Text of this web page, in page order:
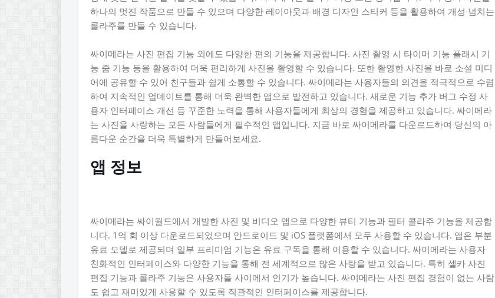
하나의 멋진 작품으로 만들 수 있으며 다양한 레이아웃과 배경 디자인 스티커 등을 활용하여 개성 넘치는
콜라주를 만들 수 있습니다.
싸이메라는 사진 편집 기능 외에도 다양한 편의 기능을 제공합니다. 사진 촬영 시 타이머 기능 플래시 기
능 줌 기능 등을 활용하여 더욱 편리하게 사진을 촬영할 수 있습니다. 또한 촬영한 사진을 바로 소셜 미디
어에 공유할 수 있어 친구들과 쉽게 소통할 수 있습니다. 싸이메라는 사용자들의 의견을 적극적으로 수렴
하여 지속적인 업데이트를 통해 더욱 완벽한 앱으로 발전하고 있습니다. 새로운 기능 추가 버그 수정 사
용자 인터페이스 개선 등 꾸준한 노력을 통해 사용자들에게 최상의 경험을 제공하고 있습니다. 싸이메라
는 사진을 사랑하는 모든 사람들에게 필수적인 앱입니다. 지금 바로 싸이메라를 다운로드하여 당신의 아
름다운 순간을 더욱 특별하게 만들어보세요.
앱 정보
싸이메라는 싸이월드에서 개발한 사진 및 비디오 앱으로 다양한 뷰티 기능과 필터 콜라주 기능을 제공합
니다. 1억 회 이상 다운로드되었으며 안드로이드 및 iOS 플랫폼에서 모두 사용할 수 있습니다. 앱은 부분
유료 모델로 제공되며 일부 프리미엄 기능은 유료 구독을 통해 이용할 수 있습니다. 싸이메라는 사용자
친화적인 인터페이스와 다양한 기능을 통해 전 세계적으로 많은 사랑을 받고 있습니다. 특히 셀카 사진
편집 기능과 콜라주 기능은 사용자들 사이에서 인기가 높습니다. 싸이메라는 사진 편집 경험이 없는 사람
도 쉽고 재미있게 사용할 수 있도록 직관적인 인터페이스를 제공합니다.